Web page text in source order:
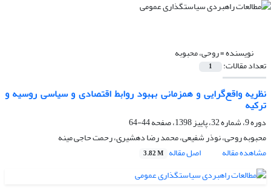
نویسنده =روحی، محبوبه
تعداد مقالات: 1
نظریه واقع‏‏‌گرایی و هم‏زما‏نی‏ بهبود روابط اقتصادی و سیاسی روسیه و
ترکیه‏
دوره 9، شماره 32، پاییز 1398، صفحه
44-64
محبوبه روحی، نوذر شفیعی، محمد رضا دهشیری، رحمت حاجی مینه
مشاهده مقاله
اصل مقاله 3.82 M